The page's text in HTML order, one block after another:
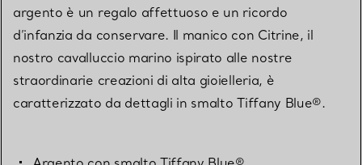
argento è un regalo affettuoso e un ricordo
d’infanzia da conservare. Il manico con Citrine, il
nostro cavalluccio marino ispirato alle nostre
straordinarie creazioni di alta gioielleria, è
caratterizzato da dettagli in smalto Tiffany Blue®.